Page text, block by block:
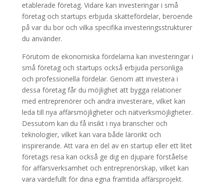
etablerade företag. Vidare kan investeringar i små
företag och startups erbjuda skattefördelar, beroende
på var du bor och vilka specifika investeringsstrukturer
du använder.
Förutom de ekonomiska fördelarna kan investeringar i
små företag och startups också erbjuda personliga
och professionella fördelar. Genom att investera i
dessa företag får du möjlighet att bygga relationer
med entreprenörer och andra investerare, vilket kan
leda till nya affärsmöjligheter och nätverksmöjligheter.
Dessutom kan du få insikt i nya branscher och
teknologier, vilket kan vara både lärorikt och
inspirerande. Att vara en del av en startup eller ett litet
företags resa kan också ge dig en djupare förståelse
för affärsverksamhet och entreprenörskap, vilket kan
vara värdefullt för dina egna framtida affärsprojekt.